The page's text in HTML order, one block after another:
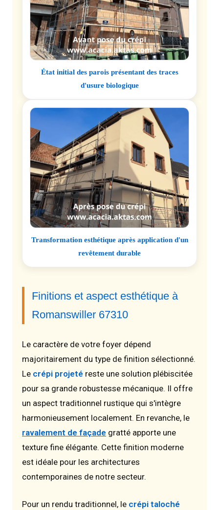
État initial des parois présentant des traces
d'usure biologique
Transformation esthétique après application d'un
revêtement durable
Finitions et aspect esthétique à
Romanswiller 67310
Le caractère de votre foyer dépend
majoritairement du type de finition sélectionné.
Le crépi projeté reste une solution plébiscitée
pour sa grande robustesse mécanique. Il offre
un aspect traditionnel rustique qui s'intègre
harmonieusement localement. En revanche, le
ravalement de façade gratté apporte une
texture fine élégante. Cette finition moderne
est idéale pour les architectures
contemporaines de notre secteur.
Pour un rendu traditionnel, le crépi taloché